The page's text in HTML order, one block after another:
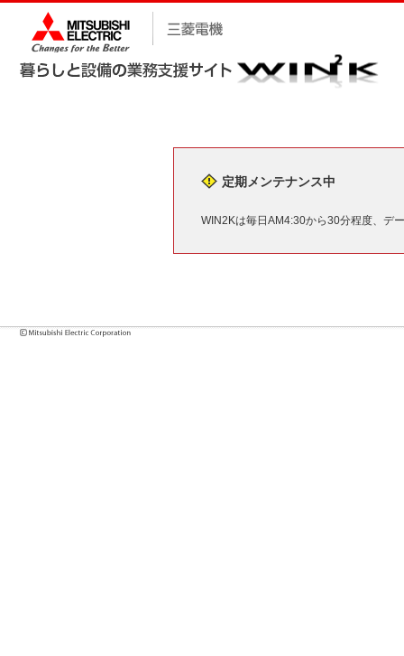
定期メンテナンス中
WIN2Kは毎日AM4:30から30分程度、デ